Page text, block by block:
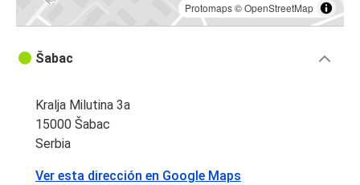
Protomaps©OpenStreetMap
Šabac
Kralja Milutina 3a
15000 Šabac
Serbia
Ver esta dirección en Google Maps